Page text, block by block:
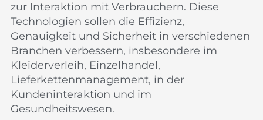
zur Interaktion mit Verbrauchern. Diese
Technologien sollen die Effizienz,
Genauigkeit und Sicherheit in verschiedenen
Branchen verbessern, insbesondere im
Kleiderverleih, Einzelhandel,
Lieferkettenmanagement, in der
Kundeninteraktion und im
Gesundheitswesen.